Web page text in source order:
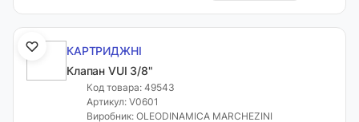
+38 050 1066771
+38 063 1066771
+38 096 1911330
+38 096 1911230
КАРТРИДЖНІ
Клапан VUI 3/8"
Код товара: 49543
Артикул: V0601
Виробник: OLEODINAMICA MARCHEZINI